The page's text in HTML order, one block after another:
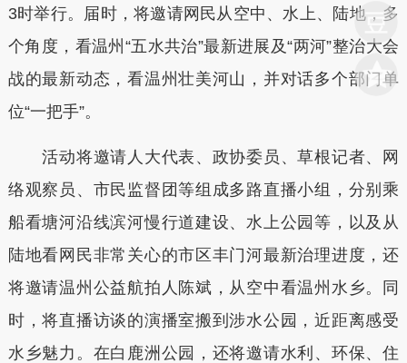
3时举行。届时，将邀请网民从空中、水上、陆地，多
个角度，看温州“五水共治”最新进展及“两河”整治大会
战的最新动态，看温州壮美河山，并对话多个部门单
位“一把手”。
活动将邀请人大代表、政协委员、草根记者、网
络观察员、市民监督团等组成多路直播小组，分别乘
船看塘河沿线滨河慢行道建设、水上公园等，以及从
陆地看网民非常关心的市区丰门河最新治理进度，还
将邀请温州公益航拍人陈斌，从空中看温州水乡。同
时，将直播访谈的演播室搬到涉水公园，近距离感受
水乡魅力。在白鹿洲公园，还将邀请水利、环保、住